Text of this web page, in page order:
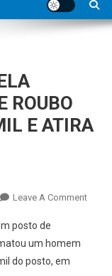
ROUBO
E ATIRA
Leave A CommentOn
posto de
um homem
do posto, em